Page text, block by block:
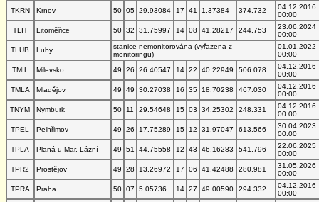
TKRN
Krnov 50 05 29.93084 17 41 1.37384 374.732
04.12.2016
00:00
TLIT
Litoměřice 50 32 31.75997 14 08 41.28217 244.753
23.06.2024
00:00
TLUB
Luby
stanice nemonitorována (vyřazena z
monitoringu)
01.01.2022
00:00
TMIL
Milevsko 49 26 26.40547 14 22 40.22949 506.078
04.12.2016
00:00
TMLA
Mladějov 49 49 30.27038 16 35 18.70238 467.030
04.12.2016
00:00
TNYM
Nymburk 50 11 29.54648 15 03 34.25302 248.331
04.12.2016
00:00
TPEL
Pelhřimov 49 26 17.75289 15 12 31.97047 613.566
30.04.2023
00:00
TPLA
Planá u Mar. Lázní 49 51 44.75558 12 43 46.16283 541.796
22.06.2025
00:00
TPR2
Prostějov 49 28 13.26972 17 06 41.42488 280.981
31.05.2026
00:00
TPRA
Praha 50 07 5.05736 14 27 49.00590 294.332
04.12.2016
00:00